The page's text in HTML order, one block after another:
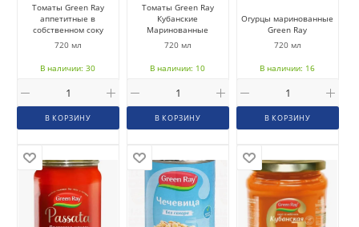
Томаты Green Ray
аппетитные в
собственном соку
720 мл
В наличии: 30
В КОРЗИНУ
Томаты Green Ray
Кубанские
Маринованные
720 мл
В наличии: 10
В КОРЗИНУ
Огурцы маринованные
Green Ray
720 мл
В наличии: 16
В КОРЗИНУ